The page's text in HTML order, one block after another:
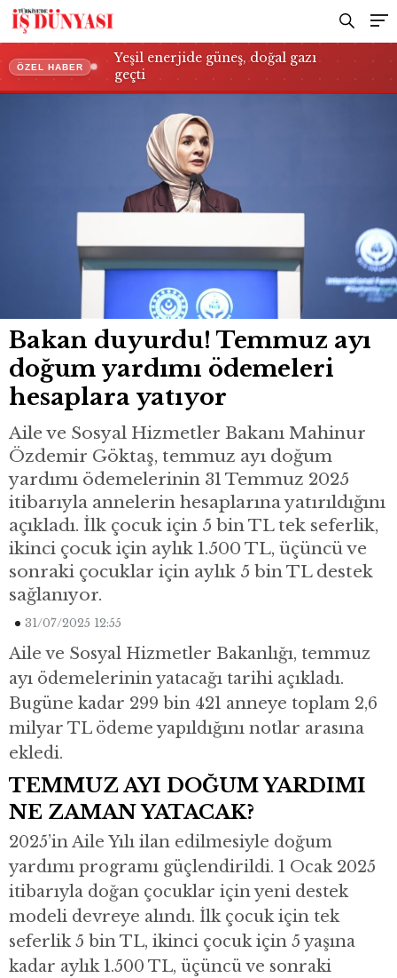
ÖZEL HABER
Yeşil enerjide güneş, doğal gazı
geçti
Bakan duyurdu! Temmuz ayı
doğum yardımı ödemeleri
hesaplara yatıyor
Aile ve Sosyal Hizmetler Bakanı Mahinur
Özdemir Göktaş, temmuz ayı doğum
yardımı ödemelerinin 31 Temmuz 2025
itibarıyla annelerin hesaplarına yatırıldığını
açıkladı. İlk çocuk için 5 bin TL tek seferlik,
ikinci çocuk için aylık 1.500 TL, üçüncü ve
sonraki çocuklar için aylık 5 bin TL destek
sağlanıyor.
31/07/2025 12:55
Aile ve Sosyal Hizmetler Bakanlığı, temmuz
ayı ödemelerinin yatacağı tarihi açıkladı.
Bugüne kadar 299 bin 421 anneye toplam 2,6
milyar TL ödeme yapıldığını notlar arasına
ekledi.
TEMMUZ AYI DOĞUM YARDIMI
NE ZAMAN YATACAK?
2025’in Aile Yılı ilan edilmesiyle doğum
yardımı programı güçlendirildi. 1 Ocak 2025
itibarıyla doğan çocuklar için yeni destek
modeli devreye alındı. İlk çocuk için tek
seferlik 5 bin TL, ikinci çocuk için 5 yaşına
kadar aylık 1.500 TL, üçüncü ve sonraki